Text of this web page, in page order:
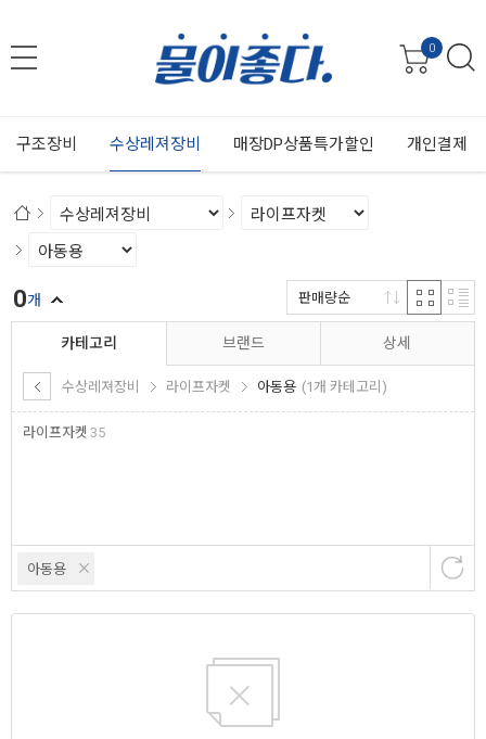
0
구조장비 수상레져장비 매장DP상품특가할인 개인결제
카테고리
수상레져장비 라이프자켓 아동용 (1개 카테고리)
라이프자켓 35
브랜드 상세
아동용
0개 판매량순